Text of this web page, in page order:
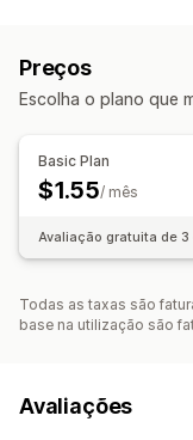
Personalização de
Personalização
Preços
Escolha o plano que
Basic Plan
$1.55/ mês
Avaliação gratuita de 3
Todas as taxas são
base na utilização são
Avaliações